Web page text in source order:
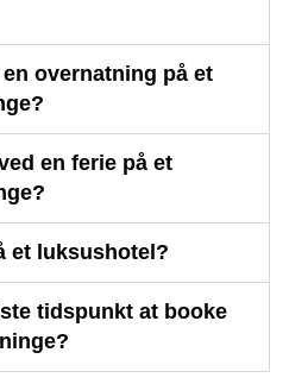
overnatning på et
en ferie på et
et luksushotel?
tidspunkt at booke